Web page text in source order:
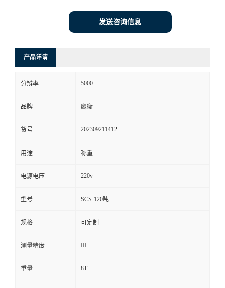
发送咨询信息
产品详请
分辨率 5000
品牌 鹰衡
货号 202309211412
用途 称重
电源电压 220v
型号 SCS-120吨
规格 可定制
测量精度 III
重量 8T